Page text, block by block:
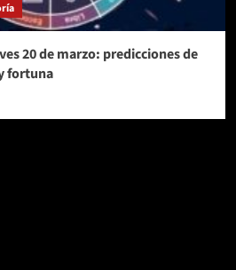
20 de marzo: predicciones de
fortuna